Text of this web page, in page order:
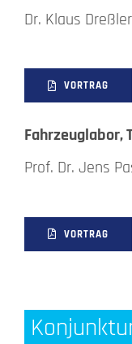
Dr. Klaus Dreßler
VORTRAG
Fahrzeuglabor,
Prof. Dr. Jens
VORTRAG